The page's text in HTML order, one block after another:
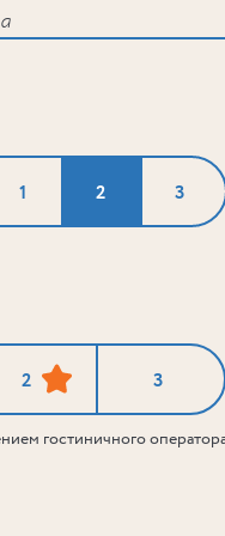
1 2 3
2 3
гостиничного